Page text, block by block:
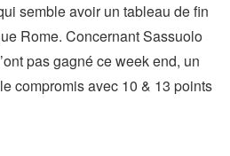
semble avoir un tableau de fin
Rome. Concernant Sassuolo
pas gagné ce week end, un
compromis avec 10 & 13 points